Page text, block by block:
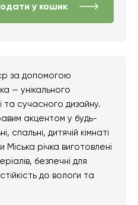
у кошик
за допомогою
— унікального
та сучасного дизайну.
акцентом у будь-
спальні, дитячій кімнаті
річка виготовлені
безпечні для
до вологи та